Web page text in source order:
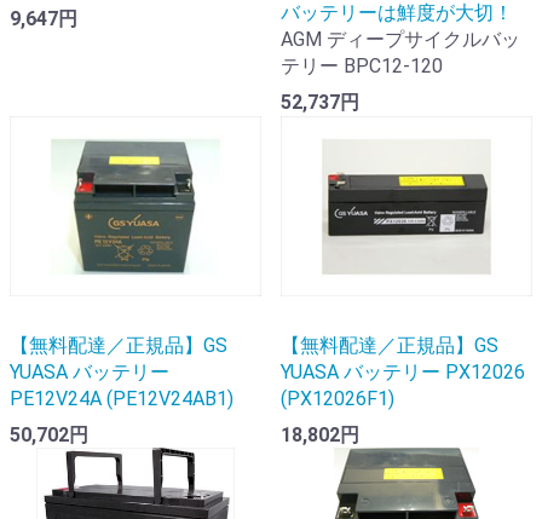
9,647円
バッテリーは鮮度が大切！
AGM ディープサイクルバッ
テリー BPC12-120
52,737円
【無料配達／正規品】GS
YUASA バッテリー
PE12V24A (PE12V24AB1)
50,702円
【無料配達／正規品】GS
YUASA バッテリー PX12026
(PX12026F1)
18,802円